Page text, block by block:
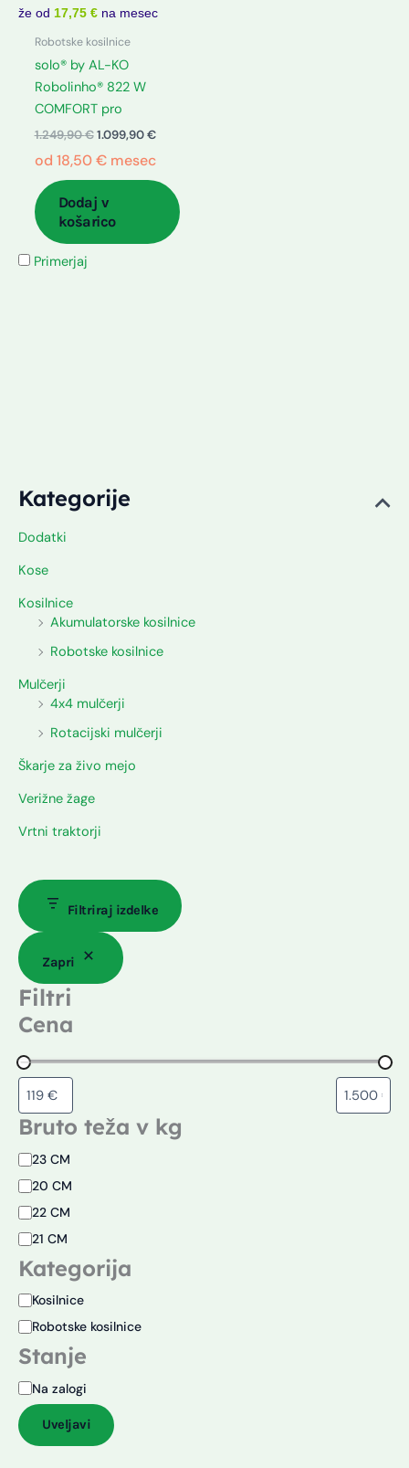
Kategorije
Dodatki
Kose
Kosilnice
Akumulatorske kosilnice
Robotske kosilnice
Mulčerji
4x4 mulčerji
Rotacijski mulčerji
Škarje za živo mejo
Verižne žage
Vrtni traktorji
Filtriraj izdelke
Zapri
Filtri
Cena
Bruto teža v kg
23 CM
20 CM
22 CM
21 CM
Kategorija
Kosilnice
Robotske kosilnice
Stanje
Na zalogi
Uveljavi
že od 17,75 € na mesec
Robotske kosilnice
solo® by AL-KO
Robolinho® 822 W
COMFORT pro
1.249,90€
1.249,90 €.
1.099,90€
od 18,50€mesec
Dodaj v
košarico
Primerjaj